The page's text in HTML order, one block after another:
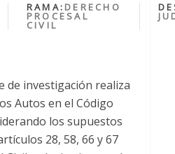
RAMA: DERECHO
PROCESAL
CIVIL
de investigación realiza
Autos en el Código
los supuestos
28, 58, 66 y 67